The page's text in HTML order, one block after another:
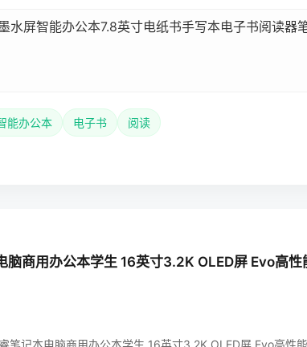
水屏智能办公本7.8英寸电纸书手写本电子书阅读器
能办公本 电子书 阅读
脑商用办公本学生 16英寸3.2K OLED屏 Evo高